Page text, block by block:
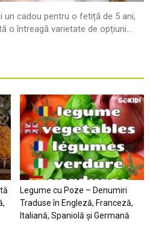
un cadou pentru o fetiță de 5 ani,
o întreagă varietate de opțiuni...
Legume cu Poze – Denumiri
Traduse în Engleză, Franceză,
Italiană, Spaniolă şi Germană